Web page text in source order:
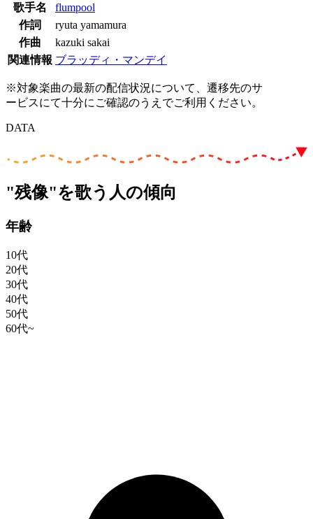
歌手名
flumpool
作詞
ryuta yamamura
作曲
kazuki sakai
関連情報 ブラッディ・マンデイ
※対象楽曲の最新の配信状況について、遷移先のサ
ービスにて十分にご確認のうえでご利用ください。
DATA
"残像"を歌う人の傾向
年齢
10代
20代
30代
40代
50代
60代~